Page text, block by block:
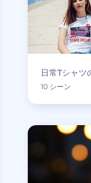
日常Tシャツ
10 シーン